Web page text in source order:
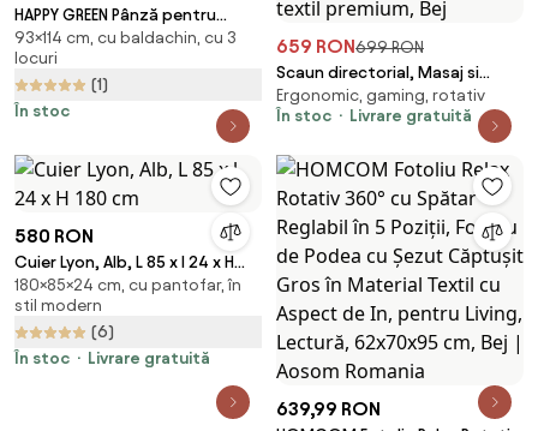
HAPPY GREEN Pânză pentru
leagănul de grădină, antracit
93×114 cm, cu baldachin, cu 3
locuri
(1)
În stoc
659 RON699 RON
Scaun directorial, Masaj si
Incalzire in 7 puncte, spatar
rabatabil, suport pentru
premium, Bej
Ergonomic, gaming, rotativ
În stoc
Livrare gratuită
580 RON
Cuier Lyon, Alb, L 85 x l 24 x H
180 cm
180×85×24 cm, cu pantofar, în
stil modern
(6)
În stoc
Livrare gratuită
639,99 RON